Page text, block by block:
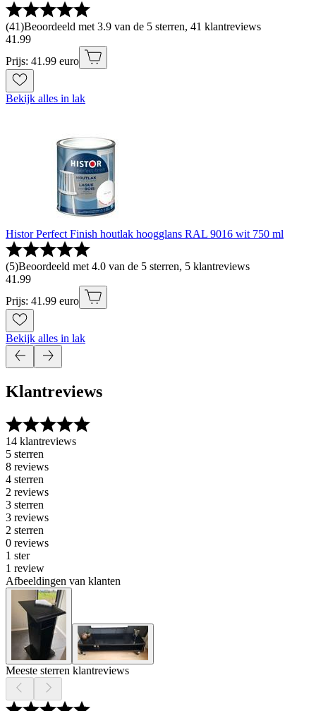
(41)Beoordeeld met 3.9 van de 5 sterren, 41 klantreviews
41 .99
Prijs: 41.99 euro
Bekijk alles in lak
Histor Perfect Finish houtlak hoogglans RAL 9016 wit 750 ml
(5)Beoordeeld met 4.0 van de 5 sterren, 5 klantreviews
41 .99
Prijs: 41.99 euro
Bekijk alles in lak
Klantreviews
14 klantreviews
5 sterren
8 reviews
4 sterren
2 reviews
3 sterren
3 reviews
2 sterren
0 reviews
1 ster
1 review
Afbeeldingen van klanten
Meeste sterren klantreviews